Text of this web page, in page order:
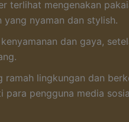
terlihat mengenakan
nyaman dan stylish.
dan gaya,
ramah lingkungan dan
pengguna media